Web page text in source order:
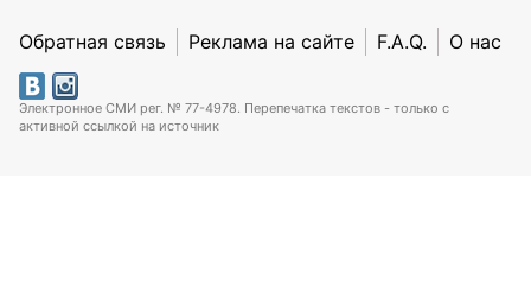
Обратная связь Реклама на сайте F.A.Q. О нас
Электронное СМИ рег. № 77-4978. Перепечатка текстов - только с
активной ссылкой на источник